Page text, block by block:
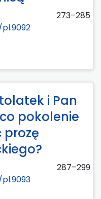
273–285
i Pan
pokolenie
prozę
287–299